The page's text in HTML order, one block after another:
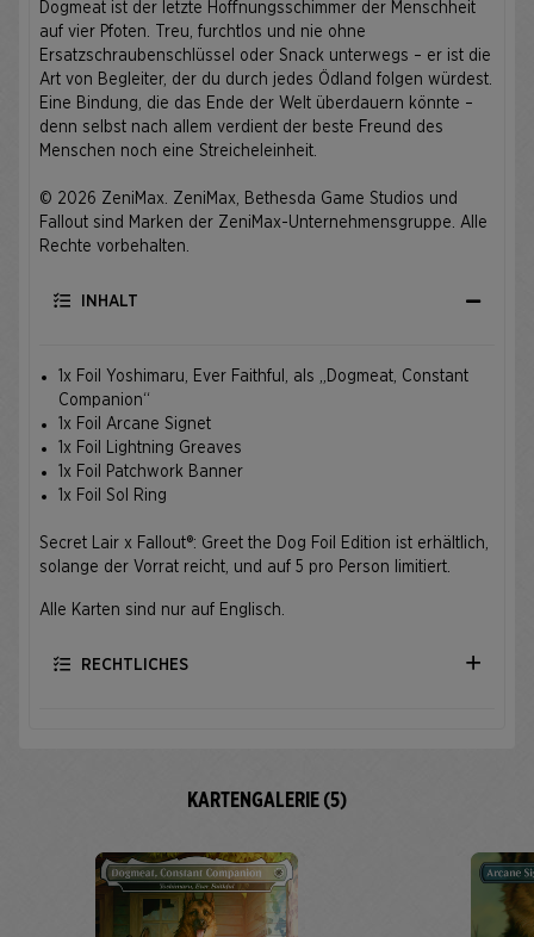
Dogmeat ist der letzte Hoffnungsschimmer der Menschheit
auf vier Pfoten. Treu, furchtlos und nie ohne
Ersatzschraubenschlüssel oder Snack unterwegs – er ist die
Art von Begleiter, der du durch jedes Ödland folgen würdest.
Eine Bindung, die das Ende der Welt überdauern könnte –
denn selbst nach allem verdient der beste Freund des
Menschen noch eine Streicheleinheit.
© 2026 ZeniMax. ZeniMax, Bethesda Game Studios und
Fallout sind Marken der ZeniMax-Unternehmensgruppe. Alle
Rechte vorbehalten.
INHALT
1x Foil Yoshimaru, Ever Faithful, als „Dogmeat, Constant
Companion“
1x Foil Arcane Signet
1x Foil Lightning Greaves
1x Foil Patchwork Banner
1x Foil Sol Ring
Secret Lair x Fallout®: Greet the Dog Foil Edition ist erhältlich,
solange der Vorrat reicht, und auf 5 pro Person limitiert.
Alle Karten sind nur auf Englisch.
RECHTLICHES
KARTENGALERIE (5)